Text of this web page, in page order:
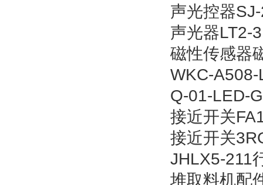
声光控器
声光器LT2-
磁性传感器
WKC-
Q-01-LED-
接近开关
接近开关
JHLX5-211
堆取料机配